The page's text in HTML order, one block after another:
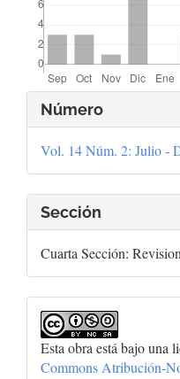
Detalles
del
artículo
Número
Vol. 14 Núm. 2: Julio -
Sección
Cuarta Sección:
Esta obra está bajo una
Commons Atribución-